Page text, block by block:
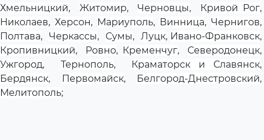
Хмельницкий, Житомир, Черновцы, Кривой Рог,
Николаев, Херсон, Мариуполь, Винница, Чернигов,
Полтава, Черкассы, Сумы, Луцк, Ивано-Франковск,
Кропивницкий, Ровно, Кременчуг, Северодонецк,
Ужгород, Тернополь, Краматорск и Славянск,
Бердянск, Первомайск, Белгород-Днестровский,
Мелитополь;